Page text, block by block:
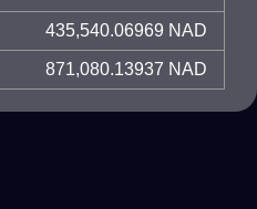
435,540.06969 NAD
871,080.13937 NAD